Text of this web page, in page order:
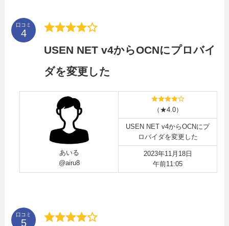
口コミ
USEN NET v4からOCNにプロバイ
ダを変更した
あいる
@airu8
（★4.0）
USEN NET v4からOCNにプ
ロバイダを変更した
2023年11月18日
午前11:05
口コミ